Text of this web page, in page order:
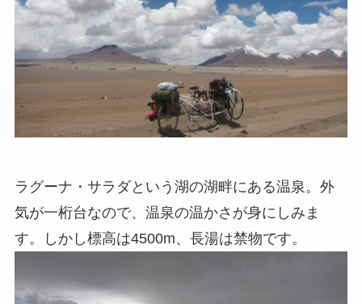
ラグーナ・サラダという湖の湖畔にある温泉。外
気が一桁台なので、温泉の温かさが身にしみま
す。しかし標高は4500m、長湯は禁物です。